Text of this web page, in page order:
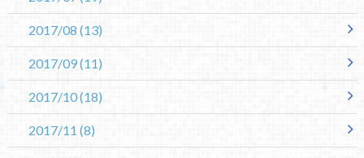
2017/08 (13)
2017/09(11)
2017/10(18)
2017/11 (8)